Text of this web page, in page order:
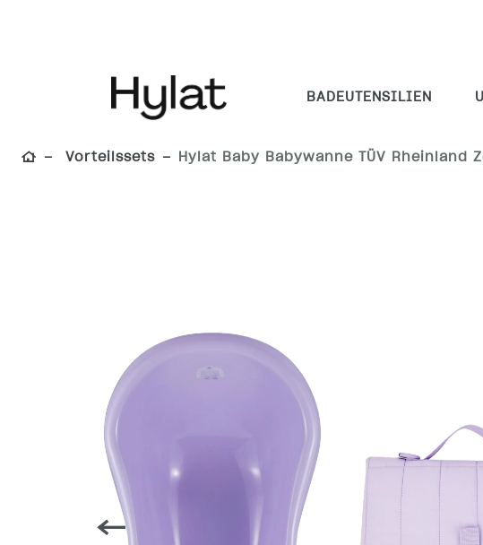
BADEUTENSILIEN
Vorteilssets Hylat Baby Babywanne TÜV Rheinland